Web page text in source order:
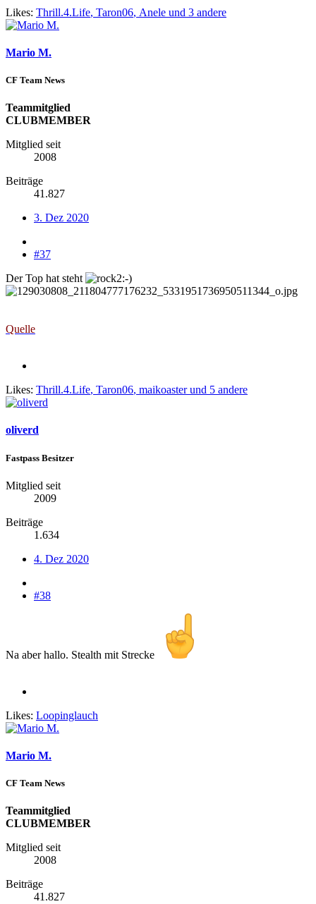
Likes: Thrill.4.Life, Taron06, Anele und 3 andere
Mario M.
CF Team News
Teammitglied
CLUBMEMBER
Mitglied seit
2008
Beiträge
41.827
3. Dez 2020
#37
Der Top hat steht
Quelle
Likes: Thrill.4.Life, Taron06, maikoasterund 5 andere
oliverd
Fastpass Besitzer
Mitglied seit
2009
Beiträge
1.634
4. Dez 2020
#38
Na aber hallo. Stealth mit Strecke
Likes: Loopinglauch
Mario M.
CF Team News
Teammitglied
CLUBMEMBER
Mitglied seit
2008
Beiträge
41.827